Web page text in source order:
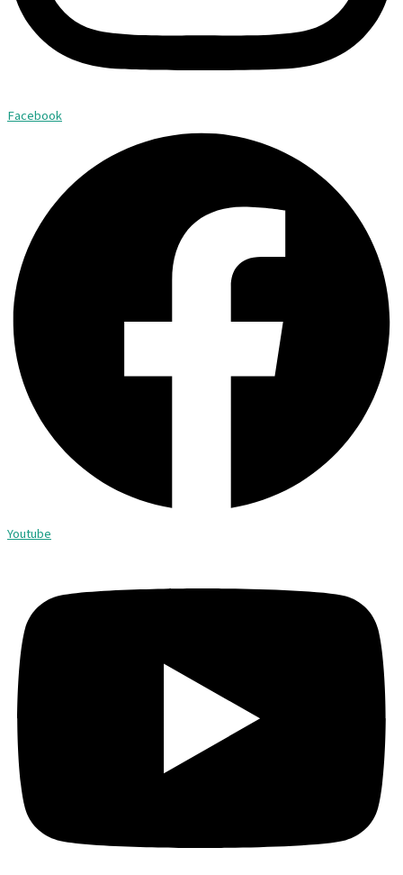
Facebook
Youtube